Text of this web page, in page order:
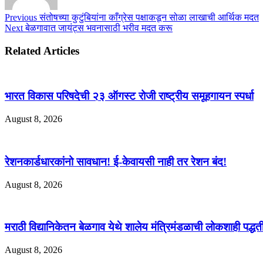
Previousसंतोषच्या कुटुंबियांना काँग्रेस पक्षाकडून सोळा लाखाची आर्थिक मदत
Nextबेळगावात जायंट्स भवनासाठी भरीव मदत करू
Related Articles
भारत विकास परिषदेची २३ ऑगस्ट रोजी राष्ट्रीय समूहगायन स्पर्धा
August 8, 2026
रेशनकार्डधारकांनो सावधान! ई-केवायसी नाही तर रेशन बंद!
August 8, 2026
मराठी विद्यानिकेतन बेळगाव येथे शालेय मंत्रिमंडळाची लोकशाही
August 8, 2026